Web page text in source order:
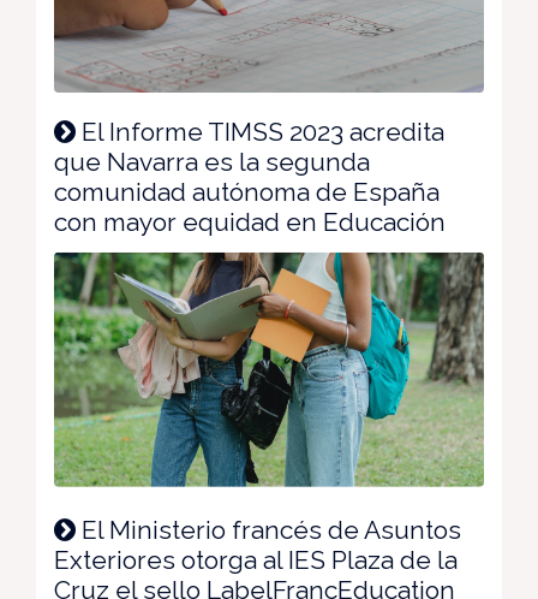
El Informe TIMSS 2023 acredita
que Navarra es la segunda
comunidad autónoma de España
con mayor equidad en Educación
El Ministerio francés de Asuntos
Exteriores otorga al IES Plaza de la
Cruz el sello LabelFrancEducation